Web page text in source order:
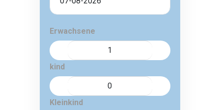
Erwachsene
kind
Kleinkind